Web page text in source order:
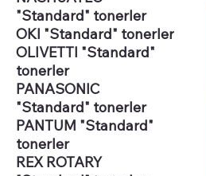
"Standard" tonerler
OKI "Standard" tonerler
OLIVETTI "Standard"
tonerler
PANASONIC
"Standard" tonerler
PANTUM "Standard"
tonerler
REX ROTARY